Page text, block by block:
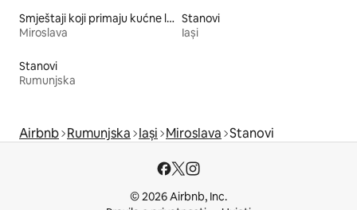
Smještaji koji primaju kućne ljubimce
Miroslava
Stanovi
Iași
Stanovi
Rumunjska
Airbnb Rumunjska Iași Miroslava Stanovi
© 2026 Airbnb, Inc.